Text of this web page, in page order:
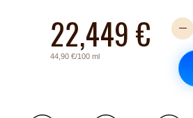
22,449 €
44,90 €/100 ml